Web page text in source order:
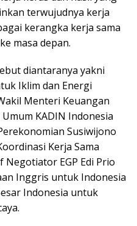
terwujudnya kerja
kerangka kerja sama
masa depan.
diantaranya yakni
Iklim dan Energi
Menteri Keuangan
KADIN Indonesia
Susiwijono
Kerja Sama
Negotiator EGP Edi Prio
Inggris untuk Indonesia
Indonesia untuk